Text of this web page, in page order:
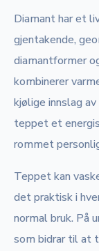
Diamant har et
gjentakende,
diamantformer
kombinerer
kjølige innslag
teppet et
rommet
Teppet kan
det praktisk i
normal bruk. På
som bidrar til at